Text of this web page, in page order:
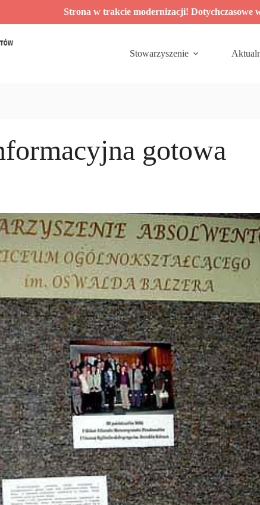
Strona w trakcie modernizacji! Dotychczasowe
Stowarzyszenie
gotowa